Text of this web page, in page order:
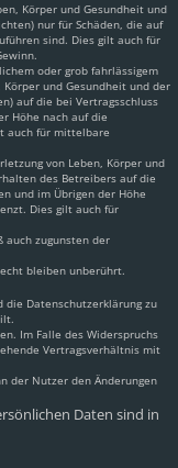
Körper und Gesundheit und
nur für Schäden, die auf
sind. Dies gilt auch für
oder grob fahrlässigem
und Gesundheit und der
auf die bei Vertragsschluss
Höhe nach auf die
auch für mittelbare
von Leben, Körper und
des Betreibers auf die
und im Übrigen der Höhe
Dies gilt auch für
auch zugunsten der
bleiben unberührt.
die Datenschutzerklärung zu
Im Falle des Widerspruchs
Vertragsverhältnis mit
der Nutzer den Änderungen
Daten sind in